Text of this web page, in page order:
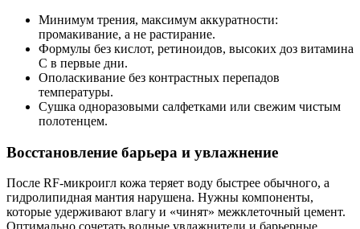
Минимум трения, максимум аккуратности:
промакивание, а не растирание.
Формулы без кислот, ретиноидов, высоких доз витамина
С в первые дни.
Ополаскивание без контрастных перепадов
температуры.
Сушка одноразовыми салфетками или свежим чистым
полотенцем.
Восстановление барьера и увлажнение
После RF-микроигл кожа теряет воду быстрее обычного, а
гидролипидная мантия нарушена. Нужны компоненты,
которые удерживают влагу и «чинят» межклеточный цемент.